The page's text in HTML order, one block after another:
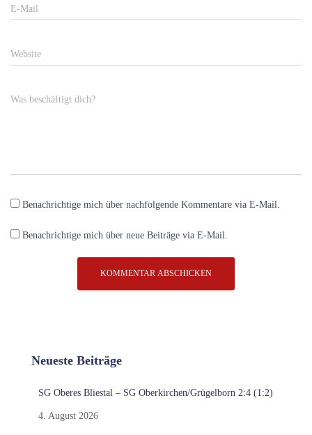
E-Mail
Website
Was beschäftigt dich?
Benachrichtige mich über nachfolgende Kommentare via E-Mail.
Benachrichtige mich über neue Beiträge via E-Mail.
Neueste Beiträge
SG Oberes Bliestal – SG Oberkirchen/Grügelborn 2:4 (1:2)
4. August 2026